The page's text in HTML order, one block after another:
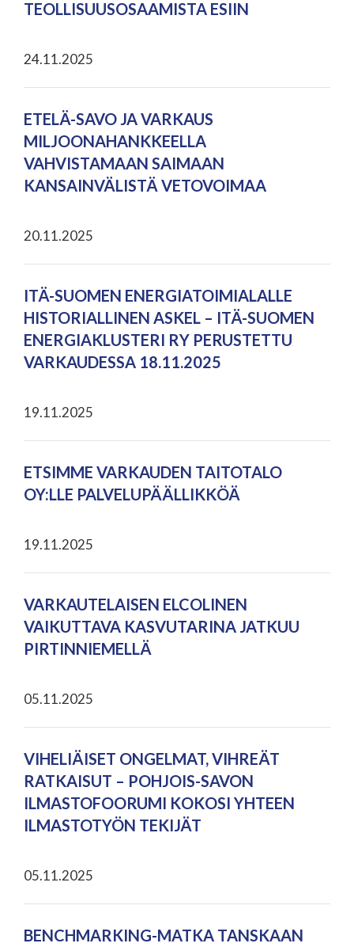
TEOLLISUUSOSAAMISTA ESIIN
24.11.2025
ETELÄ-SAVO JA VARKAUS
MILJOONAHANKKEELLA
VAHVISTAMAAN SAIMAAN
KANSAINVÄLISTÄ VETOVOIMAA
20.11.2025
ITÄ-SUOMEN ENERGIATOIMIALALLE
HISTORIALLINEN ASKEL – ITÄ-SUOMEN
ENERGIAKLUSTERI RY PERUSTETTU
VARKAUDESSA 18.11.2025
19.11.2025
ETSIMME VARKAUDEN TAITOTALO
OY:LLE PALVELUPÄÄLLIKKÖÄ
19.11.2025
VARKAUTELAISEN ELCOLINEN
VAIKUTTAVA KASVUTARINA JATKUU
PIRTINNIEMELLÄ
05.11.2025
VIHELIÄISET ONGELMAT, VIHREÄT
RATKAISUT – POHJOIS-SAVON
ILMASTOFOORUMI KOKOSI YHTEEN
ILMASTOTYÖN TEKIJÄT
05.11.2025
BENCHMARKING-MATKA TANSKAAN